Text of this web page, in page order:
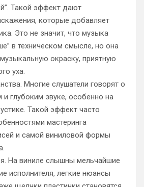
Такой эффект дают
которые добавляет
Это не значит, что музыка
в техническом смысле, но она
окраску, приятную
уха.
Многие слушатели говорят о
глубоким звуке, особенно на
Такой эффект часто
мастеринга
и самой виниловой формы
На виниле слышны мельчайшие
исполнителя, легкие нюансы